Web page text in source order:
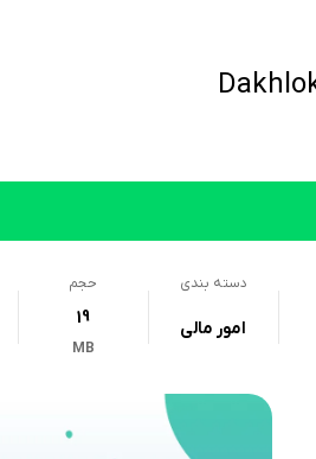
دسته بندی
امور مالی
حجم
19
MB